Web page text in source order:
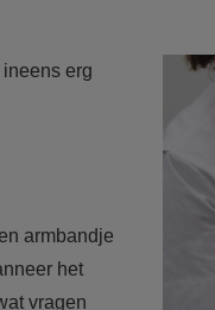
erg
armbandje
het
vragen